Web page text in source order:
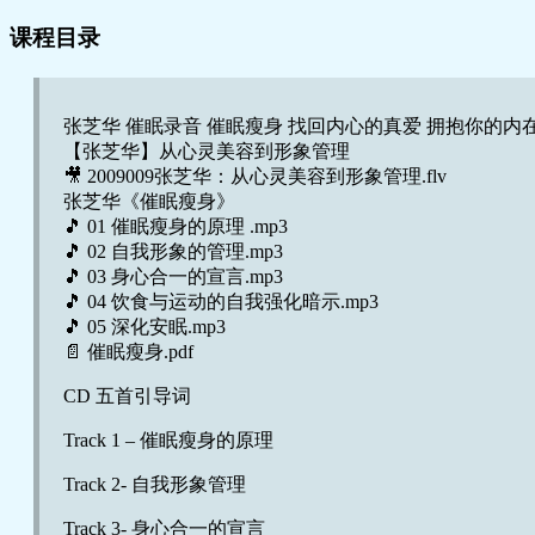
课程目录
张芝华 催眠录音 催眠瘦身 找回内心的真爱 拥抱你的内
【张芝华】从心灵美容到形象管理
🎥 2009009张芝华：从心灵美容到形象管理.flv
张芝华《催眠瘦身》
🎵 01 催眠瘦身的原理 .mp3
🎵 02 自我形象的管理.mp3
🎵 03 身心合一的宣言.mp3
🎵 04 饮食与运动的自我强化暗示.mp3
🎵 05 深化安眠.mp3
📄 催眠瘦身.pdf
CD 五首引导词
Track 1 – 催眠瘦身的原理
Track 2- 自我形象管理
Track 3- 身心合一的宣言